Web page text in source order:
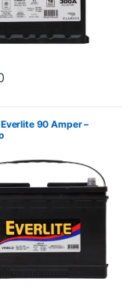
90 Amper –